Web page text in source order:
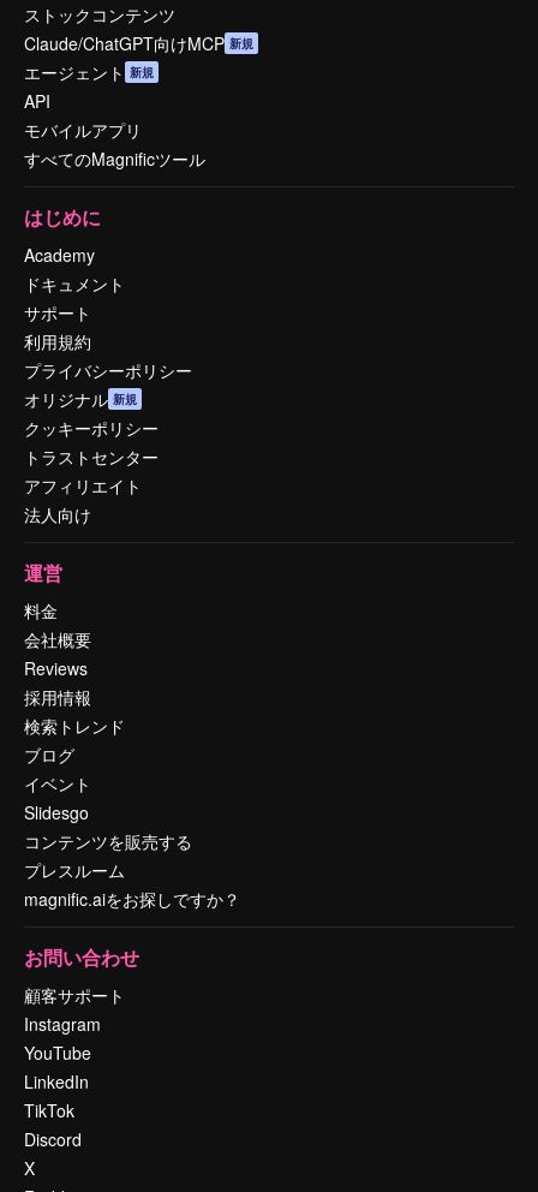
ストックコンテンツ
Claude/ChatGPT向けMCP 新規
エージェント 新規
API
モバイルアプリ
すべてのMagnificツール
はじめに
Academy
ドキュメント
サポート
利用規約
プライバシーポリシー
オリジナル 新規
クッキーポリシー
トラストセンター
アフィリエイト
法人向け
運営
料金
会社概要
Reviews
採用情報
検索トレンド
ブログ
イベント
Slidesgo
コンテンツを販売する
プレスルーム
magnific.aiをお探しですか？
お問い合わせ
顧客サポート
Instagram
YouTube
LinkedIn
TikTok
Discord
X